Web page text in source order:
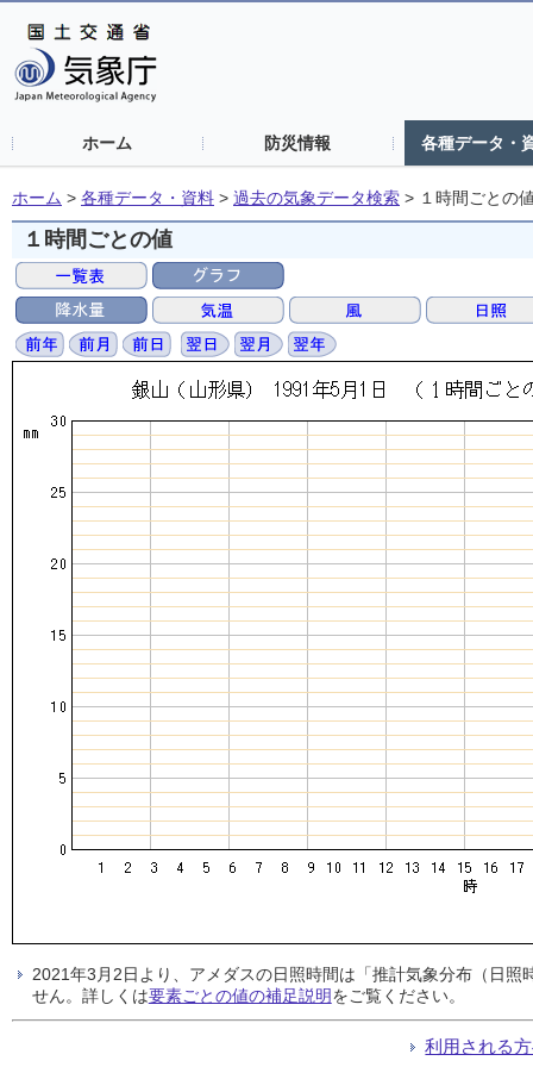
ホーム 防災情報 各種データ・
ホーム > 各種データ・資料 > 過去の気象データ検索 > １時間ごとの
１時間ごとの値
2021年3月2日より、アメダスの日照時間は「推計気象分布（日
せん。詳しくは要素ごとの値の補足説明をご覧ください。
利用される